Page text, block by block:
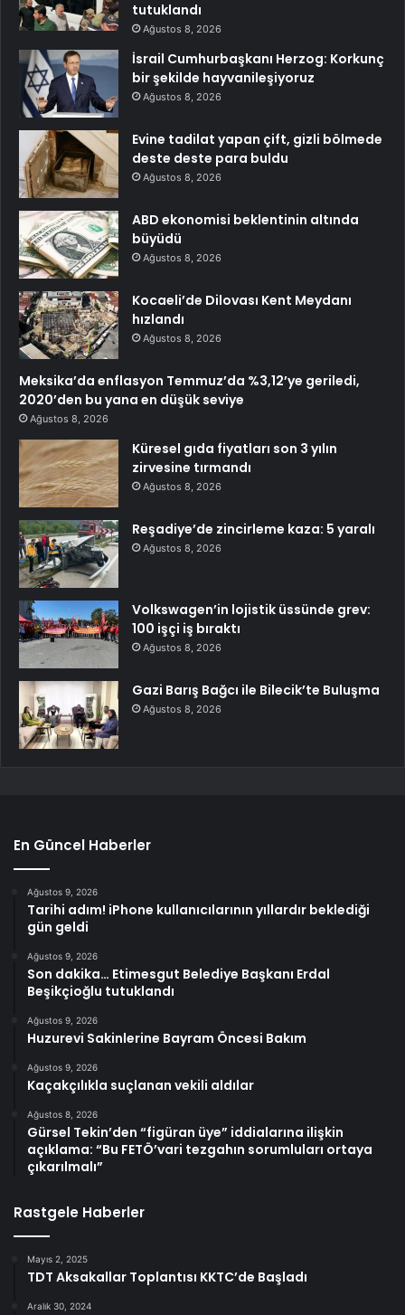
tutuklandı
Ağustos 8, 2026
İsrail Cumhurbaşkanı Herzog: Korkunç
bir şekilde hayvanileşiyoruz
Ağustos 8, 2026
Evine tadilat yapan çift, gizli bölmede
deste deste para buldu
Ağustos 8, 2026
ABD ekonomisi beklentinin altında
büyüdü
Ağustos 8, 2026
Kocaeli’de Dilovası Kent Meydanı
hızlandı
Ağustos 8, 2026
Meksika’da enflasyon Temmuz’da %3,12’ye geriledi,
2020’den bu yana en düşük seviye
Ağustos 8, 2026
Küresel gıda fiyatları son 3 yılın
zirvesine tırmandı
Ağustos 8, 2026
Reşadiye’de zincirleme kaza: 5 yaralı
Ağustos 8, 2026
Volkswagen’in lojistik üssünde grev:
100 işçi iş bıraktı
Ağustos 8, 2026
Gazi Barış Bağcı ile Bilecik’te Buluşma
Ağustos 8, 2026
En Güncel Haberler
Ağustos 9, 2026
Tarihi adım! iPhone kullanıcılarının yıllardır beklediği
gün geldi
Ağustos 9, 2026
Son dakika… Etimesgut Belediye Başkanı Erdal
Beşikçioğlu tutuklandı
Ağustos 9, 2026
Huzurevi Sakinlerine Bayram Öncesi Bakım
Ağustos 9, 2026
Kaçakçılıkla suçlanan vekili aldılar
Ağustos 8, 2026
Gürsel Tekin’den “figüran üye” iddialarına ilişkin
açıklama: “Bu FETÖ’vari tezgahın sorumluları ortaya
çıkarılmalı”
Rastgele Haberler
Mayıs 2, 2025
TDT Aksakallar Toplantısı KKTC’de Başladı
Aralık 30, 2024